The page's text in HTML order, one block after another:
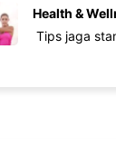
Health &
Tips jaga